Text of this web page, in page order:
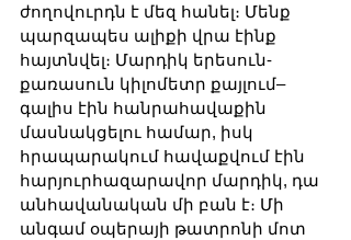
ժողովուրդն է մեզ հանել։ Մենք
պարզապես ալիքի վրա էինք
հայտնվել։ Մարդիկ երեսուն-
քառասուն կիլոմետր քայլում–
գալիս էին հանրահավաքին
մասնակցելու համար, իսկ
հրապարակում հավաքվում էին
հարյուրհազարավոր մարդիկ, դա
անհավանական մի բան է։ Մի
անգամ օպերայի թատրոնի մոտ